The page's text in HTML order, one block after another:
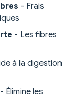
- Frais
- Les fibres
à la digestion
- Élimine les